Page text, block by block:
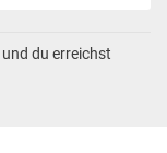
und du erreichst